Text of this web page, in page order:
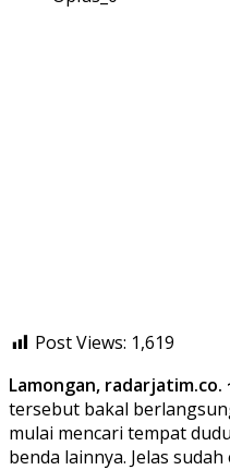
Post Views: 1,619
Lamongan, radarjatim.co.
tersebut bakal
mulai mencari tempat
benda lainnya. Jelas